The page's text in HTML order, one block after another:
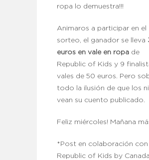
ropa lo demuestra!!!
Animaros a participar en el
sorteo, el ganador se lleva
euros en vale en ropa de
Republic of Kids y 9
vales de 50 euros. Pero
todo la ilusión de que los
vean su cuento publicado.
Feliz miércoles! Mañana
*Post en colaboración con
Republic of Kids by Canada